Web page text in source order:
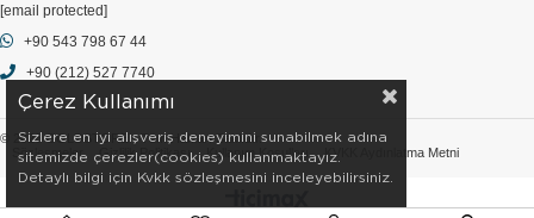
[email protected]
+90 543 798 67 44
+90 (212) 527 7740
© 2026 GOLDSTORE - Tüm Hakları Saklıdır.
Sözleşmeler
Gizlilik Politikası Kullanım Koşulları KVKK Aydınlatma Metni
Çerez Kullanımı
Sizlere en iyi alışveriş deneyimini sunabilmek adına
sitemizde çerezler(cookies) kullanmaktayız.
Detaylı bilgi için Kvkk sözleşmesini inceleyebilirsiniz.